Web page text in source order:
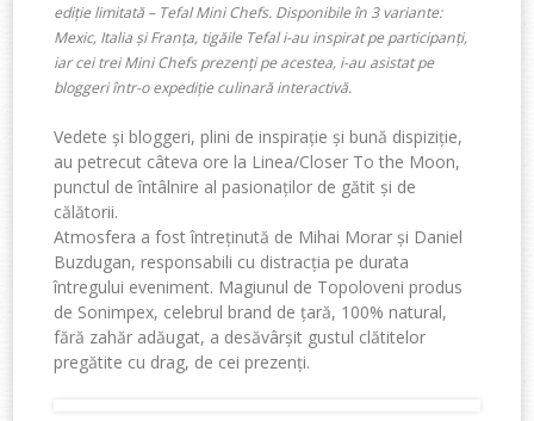
ediție limitată – Tefal Mini Chefs. Disponibile în 3 variante:
Mexic, Italia și Franța, tigăile Tefal i-au inspirat pe participanți,
iar cei trei Mini Chefs prezenți pe acestea, i-au asistat pe
bloggeri într-o expediție culinară interactivă.
Vedete și bloggeri, plini de inspirație și bună dispiziție,
au petrecut câteva ore la Linea/Closer To the Moon,
punctul de întâlnire al pasionaților de gătit și de
călătorii.
Atmosfera a fost întreținută de Mihai Morar și Daniel
Buzdugan, responsabili cu distracția pe durata
întregului eveniment. Magiunul de Topoloveni produs
de Sonimpex, celebrul brand de țară, 100% natural,
fără zahăr adăugat, a desăvârșit gustul clătitelor
pregătite cu drag, de cei prezenți.